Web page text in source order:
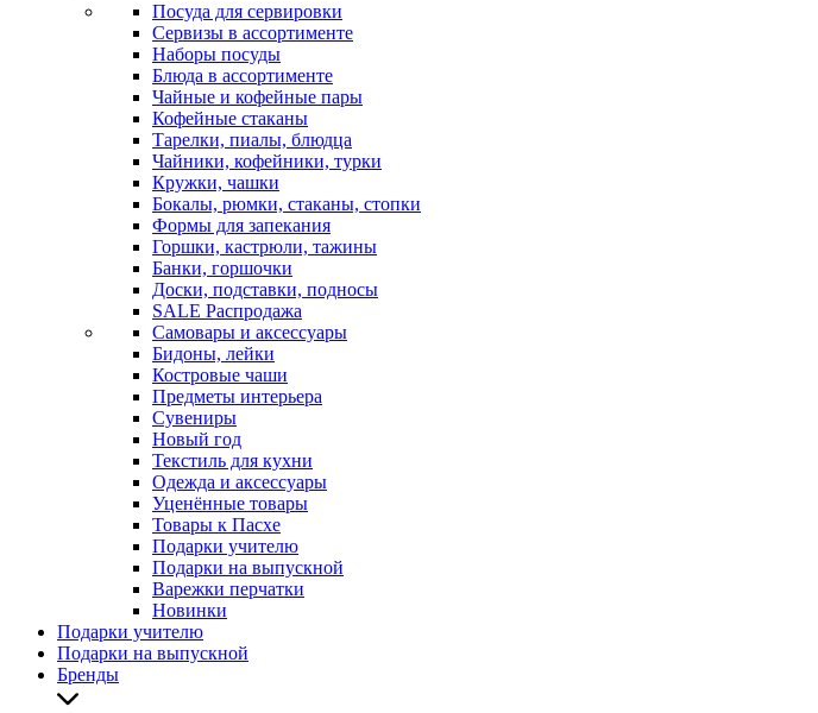
Посуда для сервировки
Сервизы в ассортименте
Наборы посуды
Блюда в ассортименте
Чайные и кофейные пары
Кофейные стаканы
Тарелки, пиалы, блюдца
Чайники, кофейники, турки
Кружки, чашки
Бокалы, рюмки, стаканы, стопки
Формы для запекания
Горшки, кастрюли, тажины
Банки, горшочки
Доски, подставки, подносы
SALE Распродажа
Самовары и аксессуары
Бидоны, лейки
Костровые чаши
Предметы интерьера
Сувениры
Новый год
Текстиль для кухни
Одежда и аксессуары
Уценённые товары
Товары к Пасхе
Подарки учителю
Подарки на выпускной
Варежки перчатки
Новинки
Подарки учителю
Подарки на выпускной
Бренды